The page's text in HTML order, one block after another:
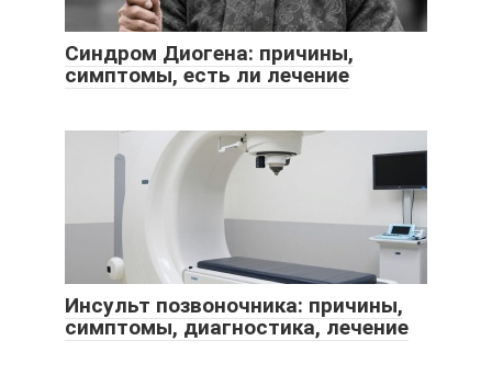
Синдром Диогена: причины,
симптомы, есть ли лечение
Инсульт позвоночника: причины,
симптомы, диагностика, лечение